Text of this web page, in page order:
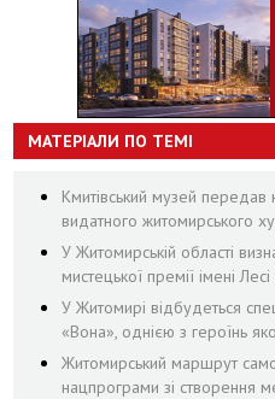
МАТЕРІАЛИ ПО ТЕМІ
Кмитівський музей передав
видатного житомирського
У Житомирській області
мистецької премії імені Лесі
У Житомирі відбудеться
«Вона», однією з героїнь
Житомирський маршрут
нацпрограми зі створення